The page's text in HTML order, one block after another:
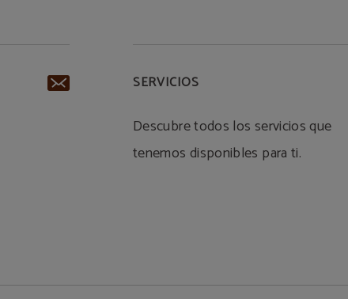
SERVICIOS
Descubre todos los servicios que
tenemos disponibles para ti.